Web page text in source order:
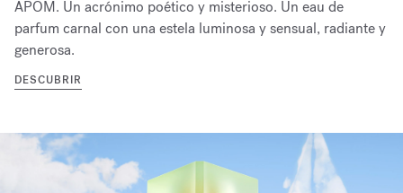
APOM. Un acrónimo poético y misterioso. Un eau de
parfum carnal con una estela luminosa y sensual, radiante y
generosa.
DESCUBRIR